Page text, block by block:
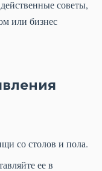
советы,
или бизнес
со столов и пола.
ее в